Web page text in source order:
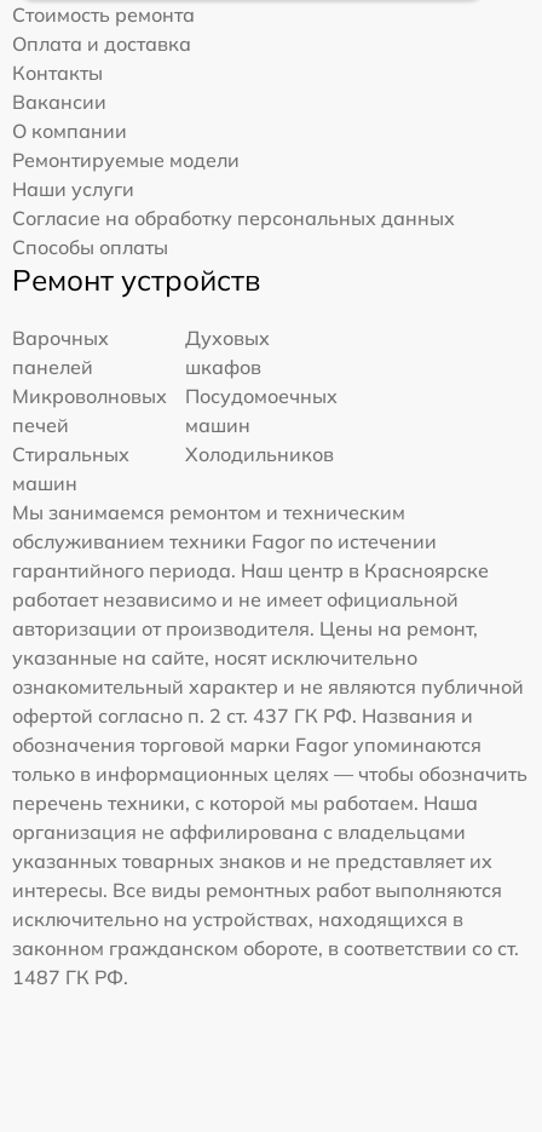
Стоимость ремонта
Оплата и доставка
Контакты
Вакансии
О компании
Ремонтируемые модели
Наши услуги
Согласие на обработку персональных данных
Способы оплаты
Ремонт устройств
Варочных
панелей
Духовых
шкафов
Микроволновых
печей
Посудомоечных
машин
Стиральных
машин
Холодильников
Мы занимаемся ремонтом и техническим
обслуживанием техники Fagor по истечении
гарантийного периода. Наш центр в Красноярске
работает независимо и не имеет официальной
авторизации от производителя. Цены на ремонт,
указанные на сайте, носят исключительно
ознакомительный характер и не являются публичной
офертой согласно п. 2 ст. 437 ГК РФ. Названия и
обозначения торговой марки Fagor упоминаются
только в информационных целях — чтобы обозначить
перечень техники, с которой мы работаем. Наша
организация не аффилирована с владельцами
указанных товарных знаков и не представляет их
интересы. Все виды ремонтных работ выполняются
исключительно на устройствах, находящихся в
законном гражданском обороте, в соответствии со ст.
1487 ГК РФ.